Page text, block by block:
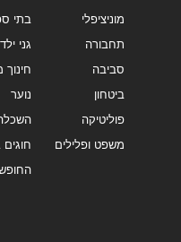
מוניציפלי
תחבורה
סביבה
ביטחון
פוליטיקה
משפט ופלילים
בתי
גני
חינוך
נוער
חוגים